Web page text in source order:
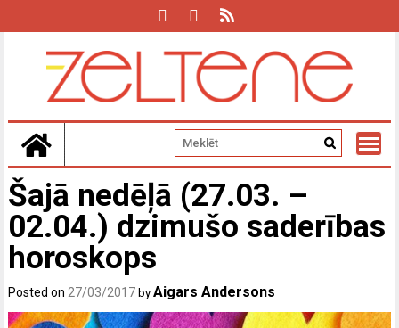
Šajā nedēļā (27.03. –
02.04.) dzimušo saderības
horoskops
Posted on 27/03/2017 byAigars Andersons